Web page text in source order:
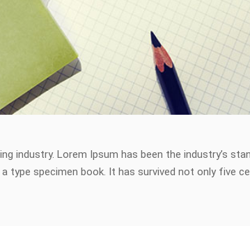
industry. Lorem Ipsum has been the industry’s
type specimen book. It has survived not only five